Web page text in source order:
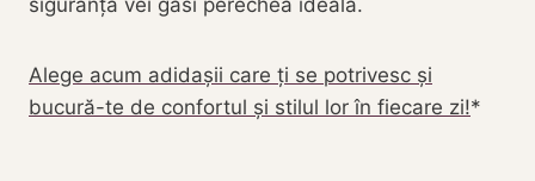
siguranță vei găsi perechea ideală.
Alege acum adidașii care ți se potrivesc și
bucură-te de confortul și stilul lor în fiecare zi!